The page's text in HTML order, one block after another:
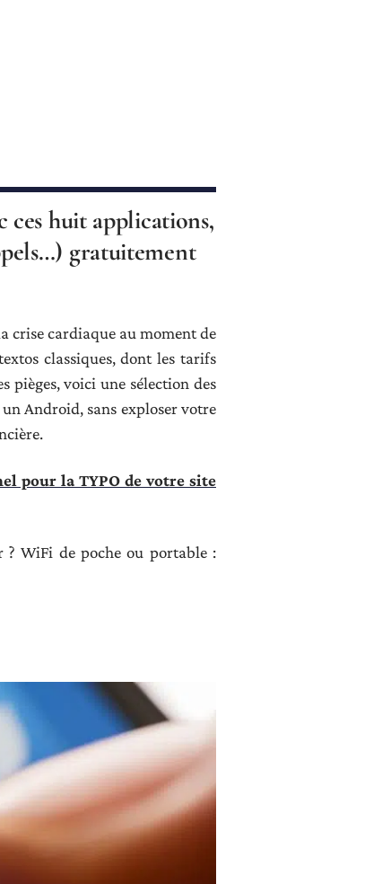
ces huit applications,
gratuitement
crise cardiaque au moment de
classiques, dont les tarifs
pièges, voici une sélection des
Android, sans exploser votre
pour la TYPO de votre site
? WiFi de poche ou portable :